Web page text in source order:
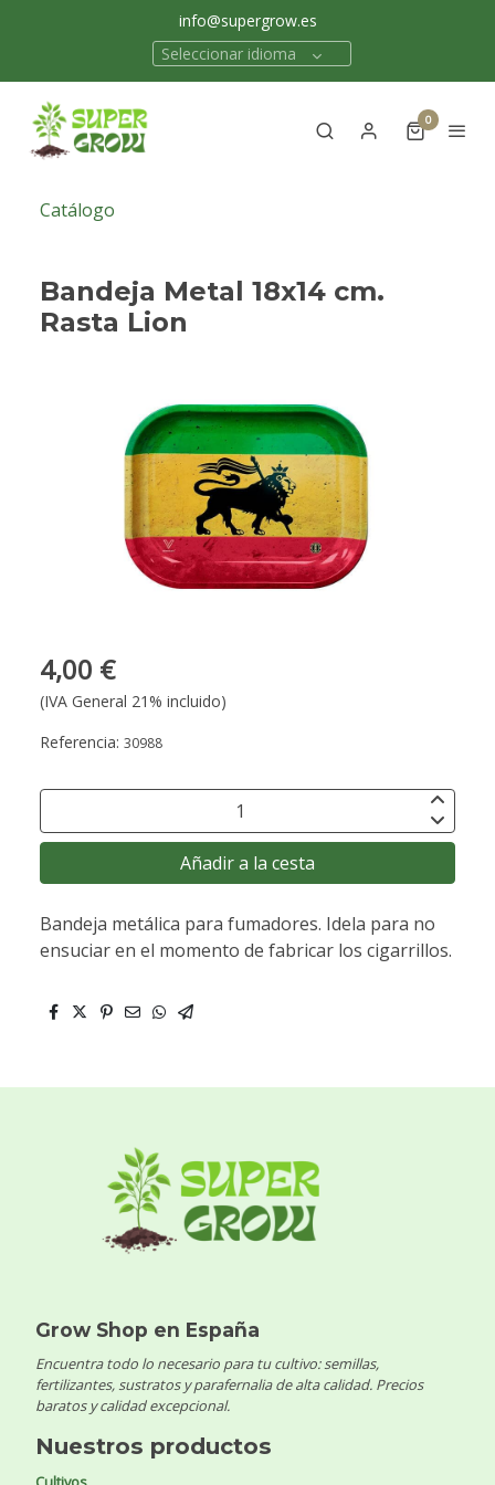
info@supergrow.es
Seleccionar idioma
0
Catálogo
Bandeja Metal 18x14 cm.
Rasta Lion
4,00 €
(IVA General 21% incluido)
Referencia: 30988
Añadir a la cesta
Bandeja metálica para fumadores. Idela para no
ensuciar en el momento de fabricar los cigarrillos.
Grow Shop en España
Encuentra todo lo necesario para tu cultivo: semillas,
fertilizantes, sustratos y parafernalia de alta calidad. Precios
baratos y calidad excepcional.
Nuestros productos